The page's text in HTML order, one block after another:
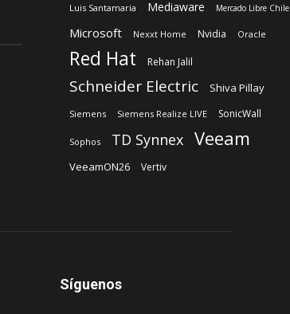
Luis Santamaria Mediaware Mercado Libre Chile
Microsoft Nexxt Home Nvidia Oracle
Red Hat Rehan Jalil
Schneider Electric Shiva Pillay
Siemens Siemens Realize LIVE SonicWall
Sophos TD Synnex Veeam
VeeamON26 Vertiv
Síguenos